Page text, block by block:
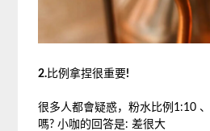
2.比例拿捏很重要!
很多人都會疑惑，粉水比例1:10
嗎? 小咖的回答是: 差很大